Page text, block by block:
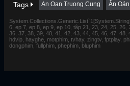
Tags An Oan Truong Cung Ân
6, ep 7, ep 8, ep 9, ep 10, tập 21, 23, 24, 25, 26,
36, 37, 38, 39, 40, 41, 42, 43, 44, 45, 46, 47, 48,
hdvip, hayghe, motphim, tvhay, zingtv, fptplay,
dongphim, fullphim, phephim, bluphim